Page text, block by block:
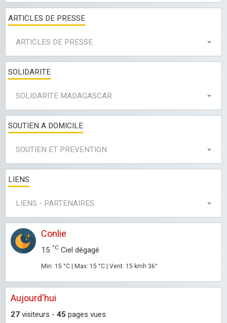
ARTICLES DE PRESSE
ARTICLES DE PRESSE
SOLIDARITE
SOLIDARITE MADAGASCAR
SOUTIEN A DOMICILE
SOUTIEN ET PREVENTION
LIENS
LIENS - PARTENAIRES
Conlie
15 °C Ciel dégagé
Min: 15 °C | Max: 15 °C | Vent: 15 kmh 36°
Aujourd'hui
27 visiteurs - 45 pages vues